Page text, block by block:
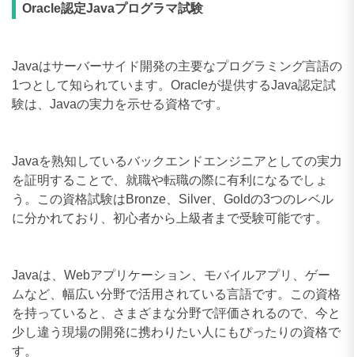
Oracle認定Javaプログラマ試験
Javaはサーバーサイド開発の主要なプログラミング言語の
1つとして知られています。Oracleが提供するJava認定試
験は、Javaの実力を示せる資格です。
Javaを熟知しているバックエンドエンジニアとしての実力
を証明することで、就職や転職の際に有利になるでしょ
う。この資格試験はBronze、Silver、Goldの3つのレベル
に分かれており、初心者から上級者まで受験可能です。
Javaは、Webアプリケーション、モバイルアプリ、ゲー
ムなど、幅広い分野で活用されている言語です。この資格
を持っていると、さまざまな分野で評価されるので、今と
少し違う現場の開発に携わりたい人にもぴったりの資格で
す。